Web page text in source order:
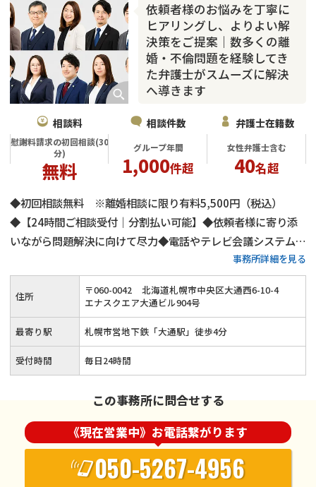
依頼者様のお悩みを丁寧に
ヒアリングし、よりよい解
決策をご提案｜数多くの離
婚・不倫問題を経験してき
た弁護士がスムーズに解決
へ導きます
相談料
慰謝料請求の初回相談(30
分)
無料
相談件数
グループ年間
1,000件超
弁護士在籍数
女性弁護士含む
40名超
◆初回相談無料 ※離婚相談に限り有料5,500円（税込）
◆【24時間ご相談受付｜分割払い可能】◆依頼者様に寄り添
いながら問題解決に向けて尽力◆電話やテレビ会議システムに
よる面談等にも対応◆一人一人のお悩みに合わせたご相談が可
能◆札幌市営地下鉄「大通駅」から徒歩4分◆お子様連れの方
も安心の個室相談スペース完備◆別居段階からのトータルサポ
ート
事務所詳細を見る
住所 〒060-0042
北海道札幌市中央区大通西6-10-4
エナスクエア大通ビル904号
最寄り駅 札幌市営地下鉄「大通駅」徒歩4分
受付時間 毎日24時間
この事務所に問合せする
《現在営業中》お電話繋がります
050-5267-4956